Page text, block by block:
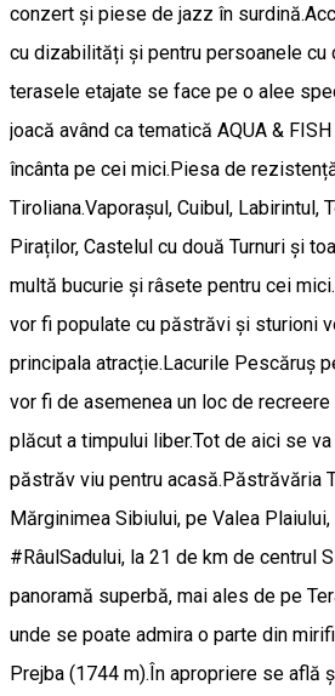
conzert și piese de jazz în
cu dizabilități și pentru persoanele cu
terasele etajate se face pe o alee
joacă având ca tematică AQUA &
încânta pe cei mici.Piesa de
Tiroliana.Vaporașul, Cuibul, Labirintul,
Piraților, Castelul cu două Turnuri și
multă bucurie și râsete pentru cei
vor fi populate cu păstrăvi și sturioni
principala atracție.Lacurile Pescăruș
vor fi de asemenea un loc de
plăcut a timpului liber.Tot de aici se
păstrăv viu pentru acasă.Păstrăvăria
Mărginimea Sibiului, pe Valea
#RâulSadului, la 21 de km de centrul
panoramă superbă, mai ales de pe
unde se poate admira o parte din
Prejba (1744 m).În apropriere se află